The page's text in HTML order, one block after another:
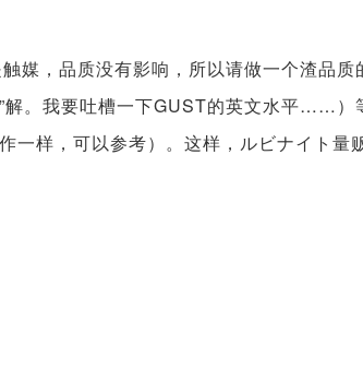
媒，品质没有影响，所以请做一个渣品质
解。我要吐槽一下GUST的英文水平……）
一样，可以参考）。这样，ルビナイト量